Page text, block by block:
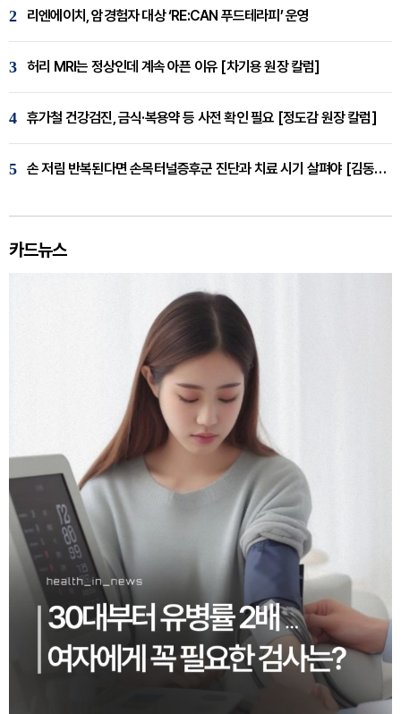
2 리엔에이치, 암경험자 대상 ‘RE:CAN 푸드테라피’ 운영
3 허리 MRI는 정상인데 계속 아픈 이유 [차기용 원장 칼럼]
4 휴가철 건강검진, 금식·복용약 등 사전 확인 필요 [정도감 원장 칼럼]
5 손 저림 반복된다면 손목터널증후군 진단과 치료 시기 살펴야 [김동현 원장 칼럼]
카드뉴스